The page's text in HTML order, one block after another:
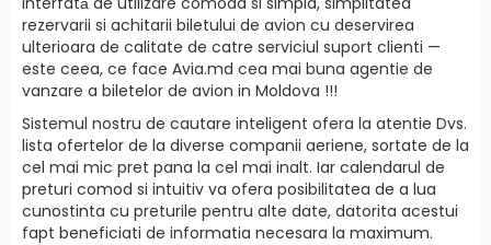
rezervarii si achitarii biletului de avion cu deservirea
ulterioara de calitate de catre serviciul suport clienti —
este ceea, ce face Avia.md cea mai buna agentie de
vanzare a biletelor de avion in Moldova !!!
Sistemul nostru de cautare inteligent ofera la atentie Dvs.
lista ofertelor de la diverse companii aeriene, sortate de la
cel mai mic pret pana la cel mai inalt. Iar calendarul de
preturi comod si intuitiv va ofera posibilitatea de a lua
cunostinta cu preturile pentru alte date, datorita acestui
fapt beneficiati de informatia necesara la maximum.